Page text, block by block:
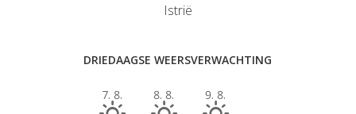
Istrië
DRIEDAAGSE WEERSVERWACHTING
7. 8. 8. 8. 9. 8.